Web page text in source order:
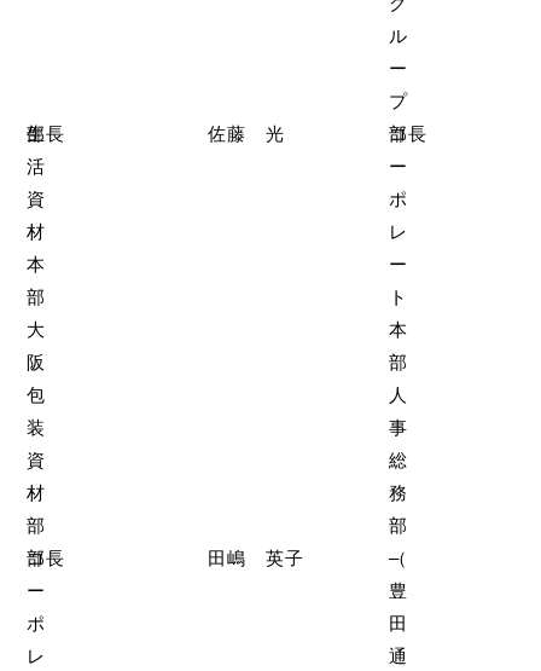
ル
ー
プ
生
活
資
材
本
部
大
阪
包
装
資
材
部
部長 佐藤 光
コ
ー
ポ
レ
ー
ト
本
部
人
事
総
務
部
部長
コ
ー
ポ
レ
部長 田嶋 英子
（
豊
田
通
–